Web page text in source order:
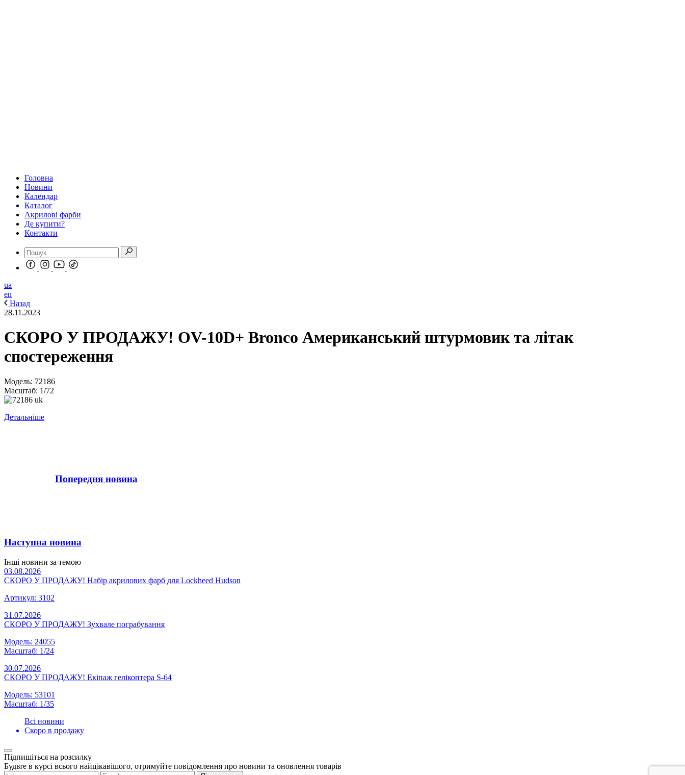
Головна
Новини
Календар
Каталог
Акрилові фарби
Де купити?
Контакти
ua
en
Назад
28.11.2023
СКОРО У ПРОДАЖУ! OV-10D+ Bronco Американський штурмовик та літак
спостереження
Модель: 72186
Масштаб: 1/72
Детальніше
Попередня новина
Наступна новина
Інші новини за темою
03.08.2026
СКОРО У ПРОДАЖУ! Набір акрилових фарб для Lockheed Hudson
Артикул: 3102
31.07.2026
СКОРО У ПРОДАЖУ! Зухвале пограбування
Модель: 24055
Масштаб: 1/24
30.07.2026
СКОРО У ПРОДАЖУ! Екіпаж гелікоптера S-64
Модель: 53101
Масштаб: 1/35
Всі новини
Скоро в продажу
Підпишіться на розсилку
Будьте в курсі всього найцікавішого, отримуйте повідомлення про новини та оновлення товарів